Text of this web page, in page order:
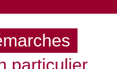
particulier